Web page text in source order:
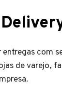
entregas com
de varejo,